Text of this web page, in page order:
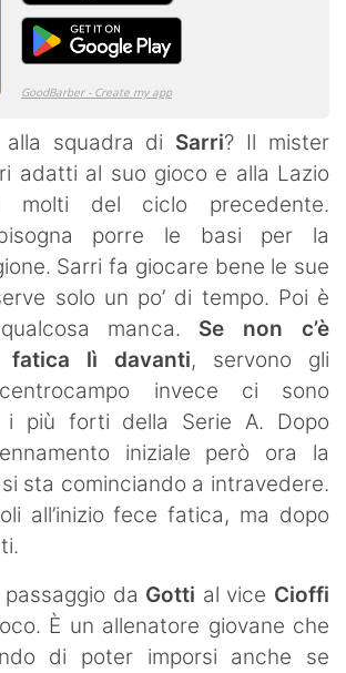
alla squadra di Sarri? Il mister
adatti al suo gioco e alla Lazio
molti del ciclo precedente.
bisogna porre le basi per la
Sarri fa giocare bene le sue
solo un po’ di tempo. Poi è
manca. Se non c’è
fatica lì davanti, servono gli
invece ci sono
i più forti della Serie A. Dopo
iniziale però ora la
sta cominciando a intravedere.
all’inizio fece fatica, ma dopo
passaggio da Gotti al vice Cioffi
È un allenatore giovane che
di poter imporsi anche se